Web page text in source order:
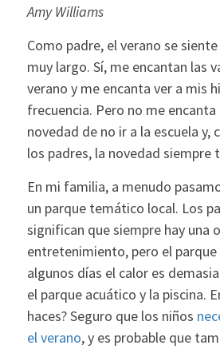
Amy Williams
Como padre, el verano se
muy largo. Sí, me encantan las
verano y me encanta ver a mis
frecuencia. Pero no me
novedad de no ir a la escuela y,
los padres, la novedad siempre
En mi familia, a menudo
un parque temático local. Los
significan que siempre hay una
entretenimiento, pero el parque
algunos días el calor es
el parque acuático y la piscina.
haces? Seguro que los niños
el verano, y es probable que